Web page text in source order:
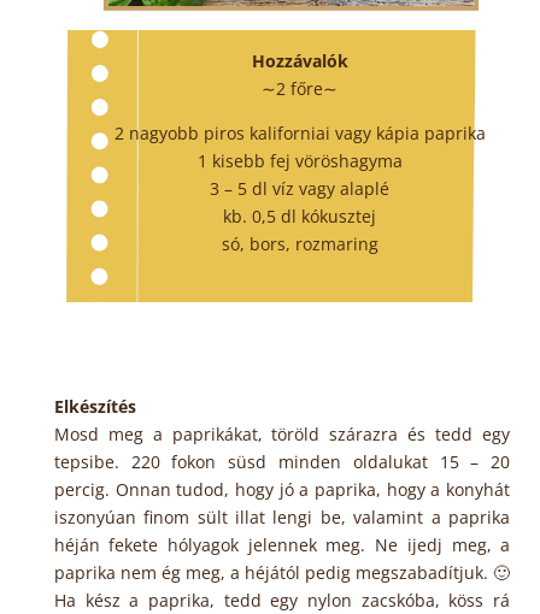
Hozzávalók
∼2 főre∼
2 nagyobb piros kaliforniai vagy kápia paprika
1 kisebb fej vöröshagyma
3 – 5 dl víz vagy alaplé
kb. 0,5 dl kókusztej
só, bors, rozmaring
Elkészítés
Mosd meg a paprikákat, töröld szárazra és tedd egy
tepsibe. 220 fokon süsd minden oldalukat 15 – 20
percig. Onnan tudod, hogy jó a paprika, hogy a konyhát
iszonyúan finom sült illat lengi be, valamint a paprika
héján fekete hólyagok jelennek meg. Ne ijedj meg, a
paprika nem ég meg, a héjától pedig megszabadítjuk. 🙂
Ha kész a paprika, tedd egy nylon zacskóba, köss rá